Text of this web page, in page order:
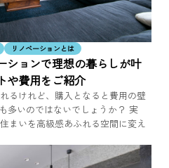
リノベーションとは
ションで理想の暮らしが叶
や費用をご紹介
るけれど、購入となると費用の壁
多いのではないでしょうか？ 実
まいを高級感あふれる空間に変え